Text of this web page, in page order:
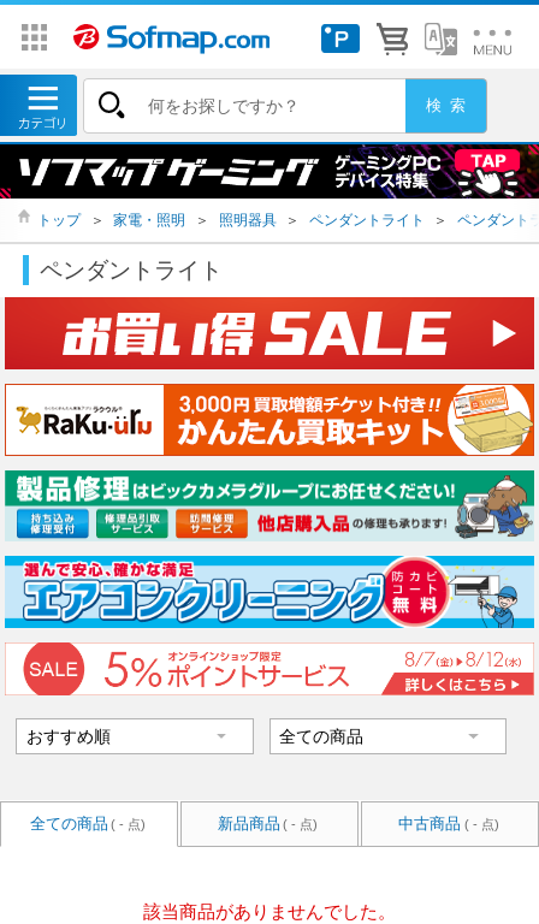
トップ ＞ 家電・照明 ＞ 照明器具 ＞ ペンダントライト ＞ ペンダント
ペンダントライト
全ての商品 ( - 点) 新品商品 ( - 点) 中古商品 ( - 点)
該当商品がありませんでした。